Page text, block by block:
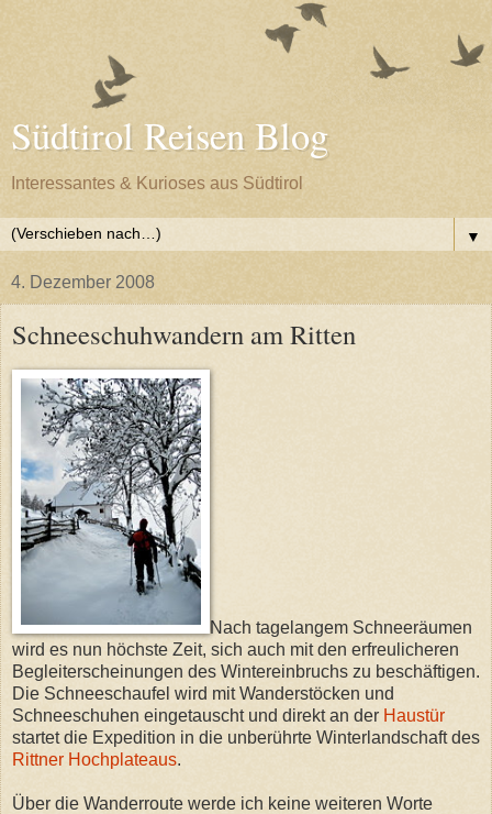
Südtirol Reisen Blog
Interessantes & Kurioses aus Südtirol
▼
4. Dezember 2008
Schneeschuhwandern am Ritten
Nach tagelangem Schneeräumen
wird es nun höchste Zeit, sich auch mit den erfreulicheren
Begleiterscheinungen des Wintereinbruchs zu beschäftigen.
Die Schneeschaufel wird mit Wanderstöcken und
Schneeschuhen eingetauscht und direkt an der Haustür
startet die Expedition in die unberührte Winterlandschaft des
Rittner Hochplateaus.
Über die Wanderroute werde ich keine weiteren Worte